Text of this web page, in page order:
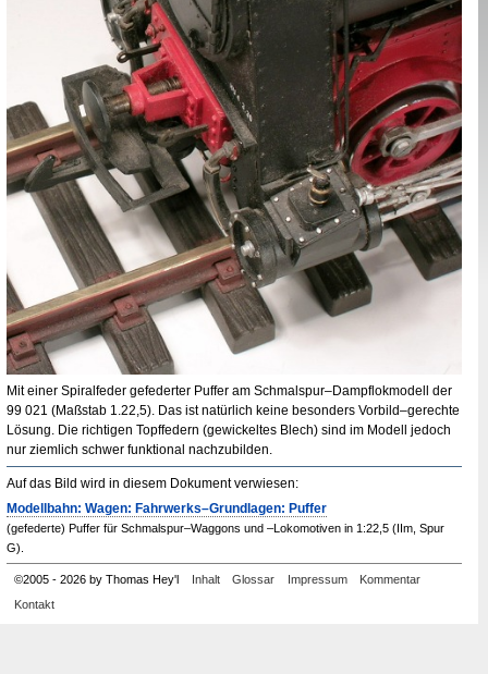
Mit einer Spiralfeder gefederter Puffer am Schmalspur–Dampflokmodell der
99 021 (Maßstab 1.22,5). Das ist natürlich keine besonders Vorbild–gerechte
Lösung. Die richtigen Topffedern (gewickeltes Blech) sind im Modell jedoch
nur ziemlich schwer funktional nachzubilden.
Auf das Bild wird in diesem Dokument verwiesen:
Modellbahn: Wagen: Fahrwerks–Grundlagen: Puffer
(gefederte) Puffer für Schmalspur–Waggons und –Lokomotiven in 1:22,5 (IIm, Spur
G).
©2005- 2026 by Thomas Hey'l Inhalt Glossar Impressum
Kommentar
Kontakt